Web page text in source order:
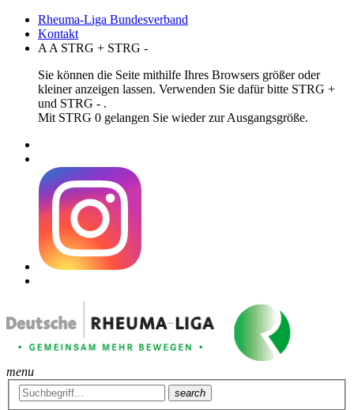
Rheuma-Liga Bundesverband
Kontakt
A A STRG + STRG -
Sie können die Seite mithilfe Ihres Browsers größer oder
kleiner anzeigen lassen. Verwenden Sie dafür bitte STRG +
und STRG - .
Mit STRG 0 gelangen Sie wieder zur Ausgangsgröße.
menu
search